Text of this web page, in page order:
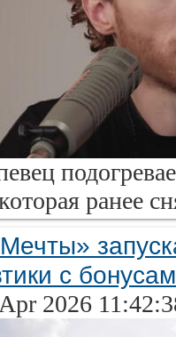
ранее
с
2026